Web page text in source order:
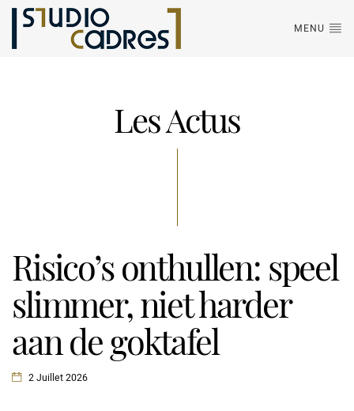
MENU
Les Actus
Risico’s onthullen: speel
slimmer, niet harder
aan de goktafel
2 Juillet 2026